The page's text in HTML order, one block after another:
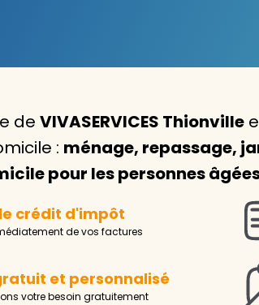
de VIVASERVICES Thionville
: ménage, repassage,
pour les personnes
crédit d'impôt
de vos factures
et personnalisé
votre besoin gratuitement